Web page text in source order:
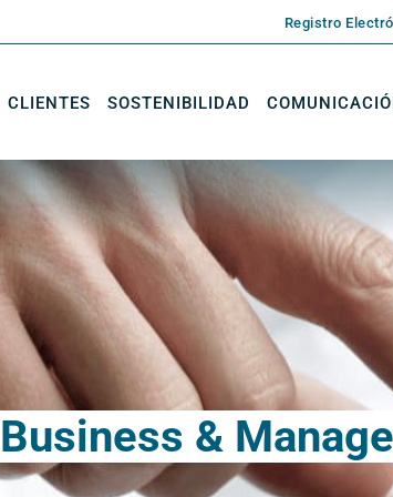
Registro
CLIENTES SOSTENIBILIDAD
Business &